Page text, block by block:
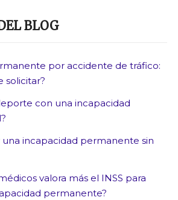
BLOG
por accidente de tráfico:
solicitar?
con una incapacidad
una incapacidad permanente sin
valora más el INSS para
permanente?